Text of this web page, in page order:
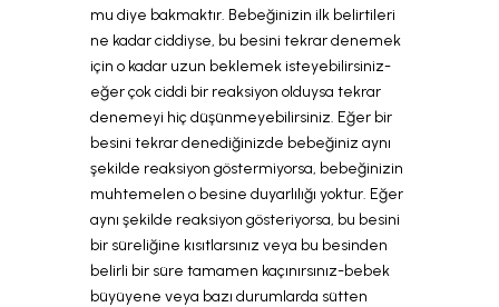
mu diye bakmaktır. Bebeğinizin ilk belirtileri
ne kadar ciddiyse, bu besini tekrar denemek
için o kadar uzun beklemek isteyebilirsiniz-
eğer çok ciddi bir reaksiyon olduysa tekrar
denemeyi hiç düşünmeyebilirsiniz. Eğer bir
besini tekrar denediğinizde bebeğiniz aynı
şekilde reaksiyon göstermiyorsa, bebeğinizin
muhtemelen o besine duyarlılığı yoktur. Eğer
aynı şekilde reaksiyon gösteriyorsa, bu besini
bir süreliğine kısıtlarsınız veya bu besinden
belirli bir süre tamamen kaçınırsınız-bebek
büyüyene veya bazı durumlarda sütten